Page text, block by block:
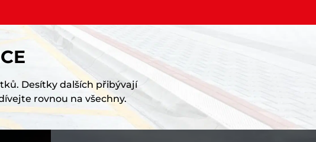
Desítky dalších přibývají
rovnou na všechny.